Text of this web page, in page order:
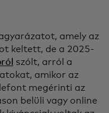
amely az
keltett, de a 2025-
szólt, arról a
amikor az
megérinti az
belüli vagy online